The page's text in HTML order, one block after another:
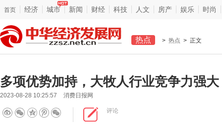
首页 经济 城市 新闻 财经 科技 人文 房产 娱乐 时尚
热点 > 热点 > 正文
多项优势加持，大牧人行业竞争力强大
2023-08-28 10:25:57 消费日报网
评论